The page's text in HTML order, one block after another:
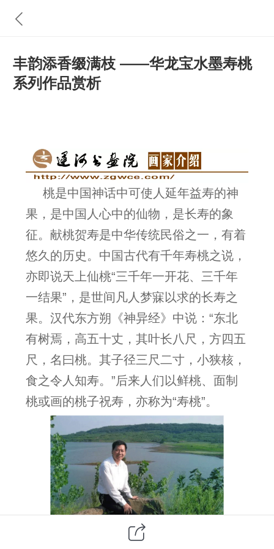
丰韵添香缀满枝 ——华龙宝水墨寿桃
系列作品赏析
桃是中国神话中可使人延年益寿的神
果，是中国人心中的仙物，是长寿的象
征。献桃贺寿是中华传统民俗之一，有着
悠久的历史。中国古代有千年寿桃之说，
亦即说天上仙桃“三千年一开花、三千年
一结果”，是世间凡人梦寐以求的长寿之
果。汉代东方朔《神异经》中说：“东北
有树焉，高五十丈，其叶长八尺，方四五
尺，名曰桃。其子径三尺二寸，小狭核，
食之令人知寿。”后来人们以鲜桃、面制
桃或画的桃子祝寿，亦称为“寿桃”。